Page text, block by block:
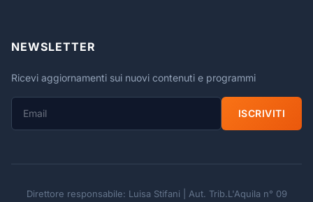
NEWSLETTER
Ricevi aggiornamenti sui nuovi contenuti e programmi
ISCRIVITI
Direttore responsabile: Luisa Stifani | Aut. Trib.L'Aquila n° 09